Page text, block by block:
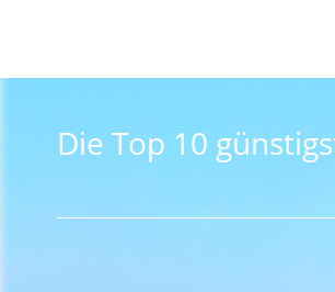
Die Top 10